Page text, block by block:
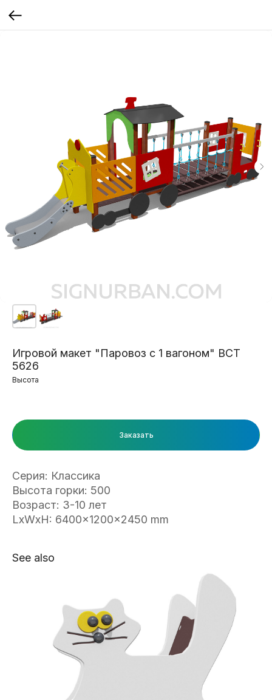
Игровой макет "Паровоз с 1 вагоном" ВСТ
5626
Высота
Заказать
Серия: Классика
Высота горки: 500
Возраст: 3-10 лет
LxWxH: 6400x1200x2450 mm
See also